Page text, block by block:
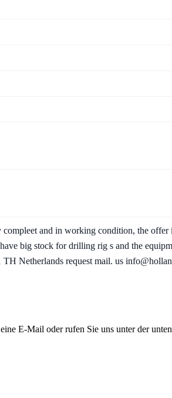
and in working condition, the
big stock for drilling rig s and the
Netherlands request mail. us
E-Mail oder rufen Sie uns unter der